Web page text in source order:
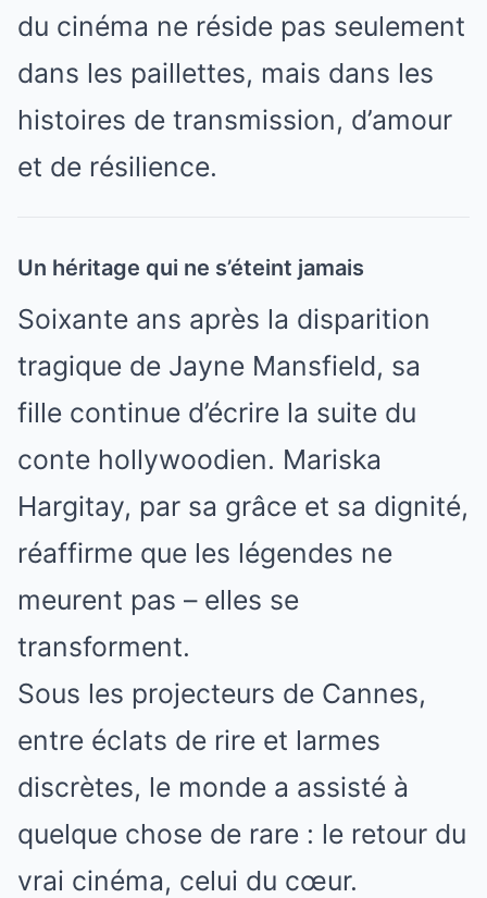
du cinéma ne réside pas seulement
dans les paillettes, mais dans les
histoires de transmission, d’amour
et de résilience.
Un héritage qui ne s’éteint jamais
Soixante ans après la disparition
tragique de Jayne Mansfield, sa
fille continue d’écrire la suite du
conte hollywoodien. Mariska
Hargitay, par sa grâce et sa dignité,
réaffirme que les légendes ne
meurent pas – elles se
transforment.
Sous les projecteurs de Cannes,
entre éclats de rire et larmes
discrètes, le monde a assisté à
quelque chose de rare : le retour du
vrai cinéma, celui du cœur.